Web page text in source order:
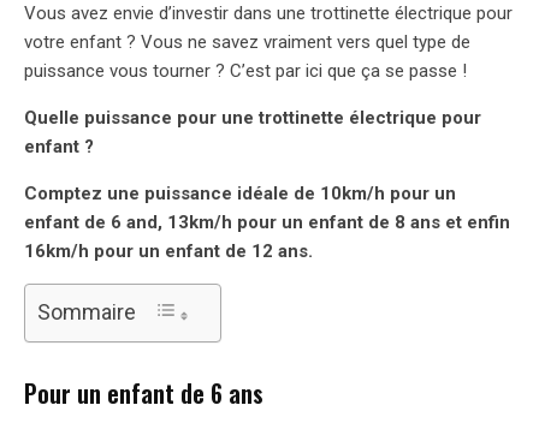
Vous avez envie d’investir dans une trottinette électrique pour
votre enfant ? Vous ne savez vraiment vers quel type de
puissance vous tourner ? C’est par ici que ça se passe !
Quelle puissance pour une trottinette électrique pour
enfant ?
Comptez une puissance idéale de 10km/h pour un
enfant de 6 and, 13km/h pour un enfant de 8 ans et enfin
16km/h pour un enfant de 12 ans.
Sommaire
Pour un enfant de 6 ans